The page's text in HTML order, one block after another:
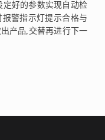
定好的参数实现自动检
警指示灯提示合格与
产品,交替再进行下一